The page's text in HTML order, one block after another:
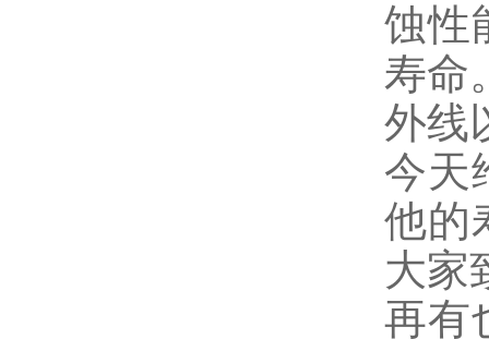
蚀性
寿命
外线
今天
他的
大家
再有